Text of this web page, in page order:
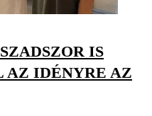
IS
AZ IDÉNYRE AZ